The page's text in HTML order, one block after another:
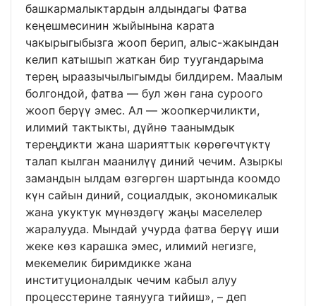
башкармалыктардын алдындагы Фатва
кеңешмесинин жыйынына карата
чакырыгыбызга жооп берип, алыс-жакындан
келип катышып жаткан бир туугандарыма
терең ыраазычылыгымды билдирем. Маалым
болгондой, фатва — бул жөн гана суроого
жооп берүү эмес. Ал — жоопкерчиликти,
илимий тактыкты, дүйнө таанымдык
тереңдикти жана шарияттык көрөгөчтүктү
талап кылган маанилүү диний чечим. Азыркы
замандын ылдам өзгөргөн шартында коомдо
күн сайын диний, социалдык, экономикалык
жана укуктук мүнөздөгү жаңы маселелер
жаралууда. Мындай учурда фатва берүү иши
жеке көз карашка эмес, илимий негизге,
мекемелик биримдикке жана
институционалдык чечим кабыл алуу
процесстерине таянууга тийиш», – деп